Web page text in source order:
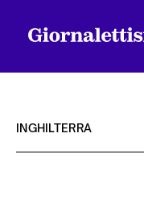
INGHILTERRA